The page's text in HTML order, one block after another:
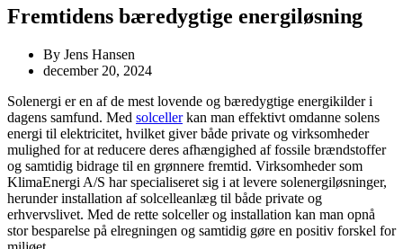
Fremtidens bæredygtige energiløsning
By Jens Hansen
december 20, 2024
Solenergi er en af de mest lovende og bæredygtige energikilder i
dagens samfund. Med solcellerkan man effektivt omdanne solens
energi til elektricitet, hvilket giver både private og virksomheder
mulighed for at reducere deres afhængighed af fossile brændstoffer
og samtidig bidrage til en grønnere fremtid. Virksomheder som
KlimaEnergi A/S har specialiseret sig i at levere solenergiløsninger,
herunder installation af solcelleanlæg til både private og
erhvervslivet. Med de rette solceller og installation kan man opnå
stor besparelse på elregningen og samtidig gøre en positiv forskel for